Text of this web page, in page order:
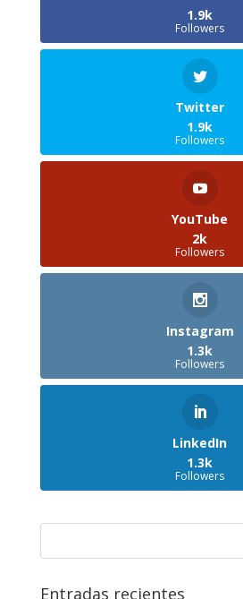
1.9k
Followers
Twitter
1.9k
Followers
YouTube
2k
Followers
Instagram
1.3k
Followers
LinkedIn
1.3k
Followers
Entradas recientes